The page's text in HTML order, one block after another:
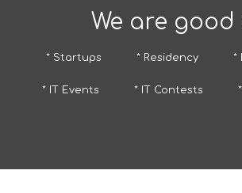
We are good
* Startups * Residency *
* IT Events * IT Contests